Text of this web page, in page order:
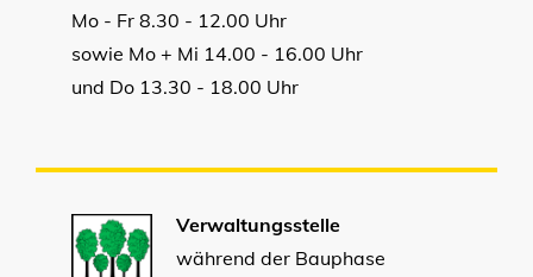
Mo - Fr 8.30 - 12.00 Uhr
sowie Mo + Mi 14.00 - 16.00 Uhr
und Do 13.30 - 18.00 Uhr
Verwaltungsstelle
während der Bauphase